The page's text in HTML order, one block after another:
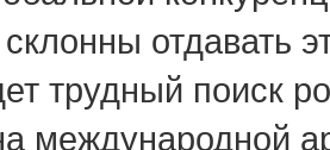
отдавать
трудный поиск
международной